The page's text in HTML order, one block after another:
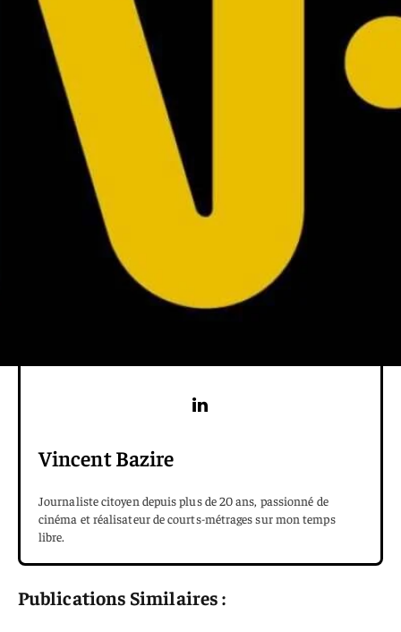
Vincent Bazire
Journaliste citoyen depuis plus de 20 ans, passionné de
cinéma et réalisateur de courts-métrages sur mon temps
libre.
Publications Similaires :